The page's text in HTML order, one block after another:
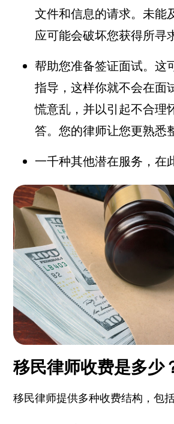
文件和信息的请求。未能
应可能会破坏您获得所寻
帮助您准备签证面试。这
指导，这样你就不会在面
慌意乱，并以引起不合理
答。您的律师让您更熟悉
一千种其他潜在服务，在
移民律师收费是多少
移民律师提供多种收费结构，包括